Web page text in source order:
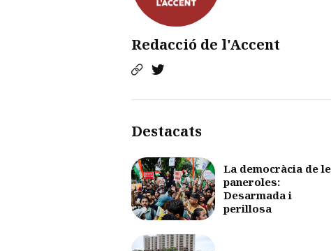
Redacció de l'Accent
Destacats
La democràcia de
paneroles:
Desarmada i
perillosa